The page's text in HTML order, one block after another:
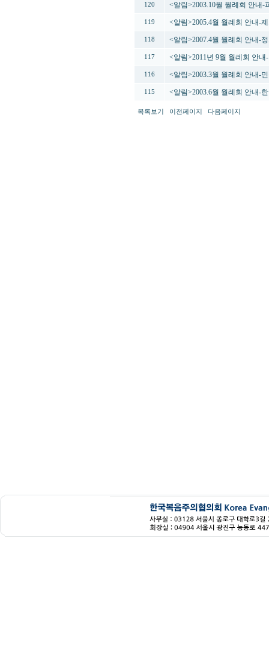
120 <알림>2003.10월 월례회 안내-
119 <알림>2005.4월 월례회 안내-
118 <알림>2007.4월 월례회 안내-
117 <알림>2011년 9월 월례회 안
116 <알림>2003.3월 월례회 안내-
115 <알림>2003.6월 월례회 안내-
목록보기 이전페이지 다음페이지